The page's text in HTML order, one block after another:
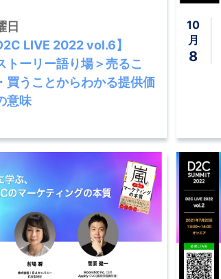
日
LIVE 2022 vol.6】
トーリー語り場＞売るこ
買うことからわかる提供価
意味
10
月
8